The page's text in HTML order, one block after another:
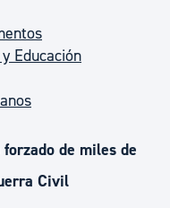
Educación
de miles de
Civil